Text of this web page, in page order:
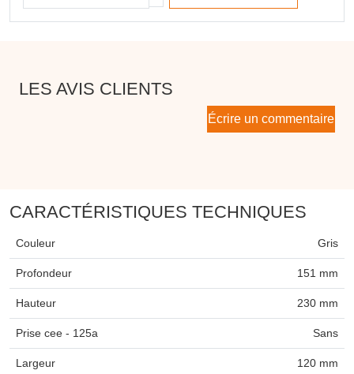
LES AVIS CLIENTS
Écrire un commentaire
CARACTÉRISTIQUES TECHNIQUES
Couleur Gris
Profondeur 151 mm
Hauteur 230 mm
Prise cee - 125a Sans
Largeur 120 mm